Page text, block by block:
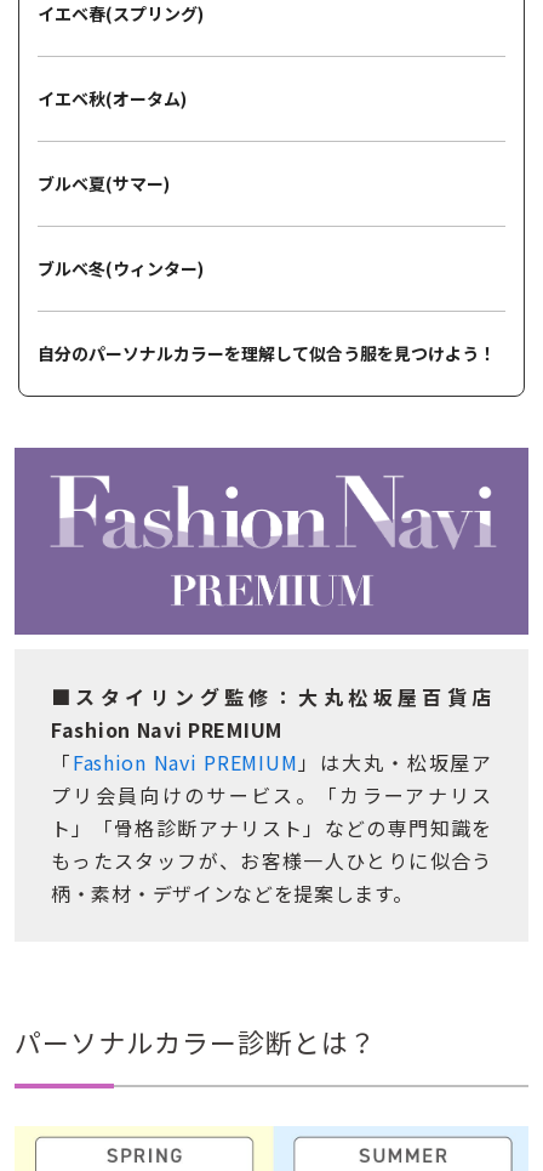
イエベ春(スプリング)
イエベ秋(オータム)
ブルベ夏(サマー)
ブルベ冬(ウィンター)
自分のパーソナルカラーを理解して似合う服を見つけよう！
■スタイリング監修：大丸松坂屋百貨店
Fashion Navi PREMIUM
「Fashion Navi PREMIUM 」は大丸・松坂屋ア
プリ会員向けのサービス。「カラーアナリス
ト」「骨格診断アナリスト」などの専門知識を
もったスタッフが、お客様一人ひとりに似合う
柄・素材・デザインなどを提案します。
パーソナルカラー診断とは？